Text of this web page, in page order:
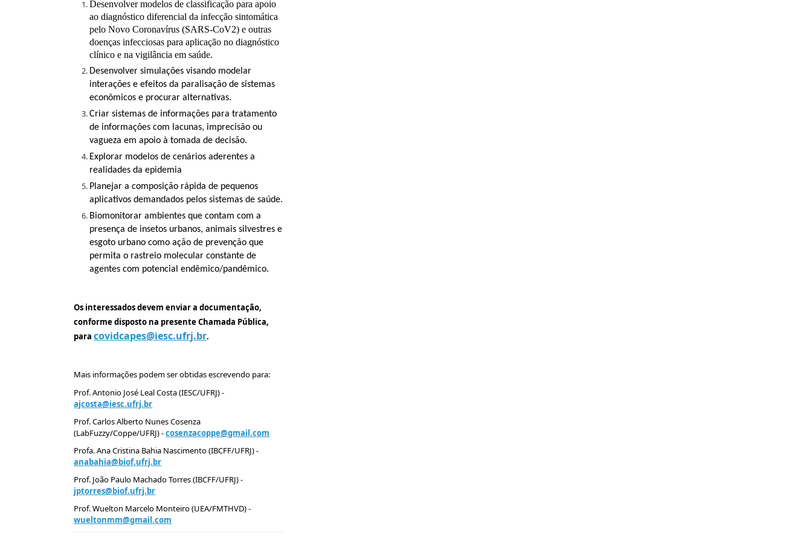
Desenvolver modelos de classificação para apoio
ao diagnóstico diferencial da infecção sintomática
pelo Novo Coronavírus (SARS-CoV2) e outras
doenças infecciosas para aplicação no diagnóstico
clínico e na vigilância em saúde.
Desenvolver simulações visando modelar
interações e efeitos da paralisação de sistemas
econômicos e procurar alternativas.
Criar sistemas de informações para tratamento
de informações com lacunas, imprecisão ou
vagueza em apoio à tomada de decisão.
Explorar modelos de cenários aderentes a
realidades da epidemia
Planejar a composição rápida de pequenos
aplicativos demandados pelos sistemas de saúde.
Biomonitorar ambientes que contam com a
presença de insetos urbanos, animais silvestres e
esgoto urbano como ação de prevenção que
permita o rastreio molecular constante de
agentes com potencial endêmico/pandêmico.
Os interessados devem enviar a documentação,
conforme disposto na presente Chamada Pública,
para covidcapes@iesc.ufrj.br.
Mais informações podem ser obtidas escrevendo para:
Prof. Antonio José Leal Costa (IESC/UFRJ) -
ajcosta@iesc.ufrj.br
Prof. Carlos Alberto Nunes Cosenza
(LabFuzzy/Coppe/UFRJ) -cosenzacoppe@gmail.com
Profa. Ana Cristina Bahia Nascimento (IBCFF/UFRJ) -
anabahia@biof.ufrj.br
Prof. João Paulo Machado Torres (IBCFF/UFRJ) -
jptorres@biof.ufrj.br
Prof. Wuelton Marcelo Monteiro (UEA/FMTHVD) -
wueltonmm@gmail.com